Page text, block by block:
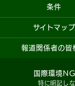
条件
サイトマップ
報道関係者の皆
国際環境
特に明記し